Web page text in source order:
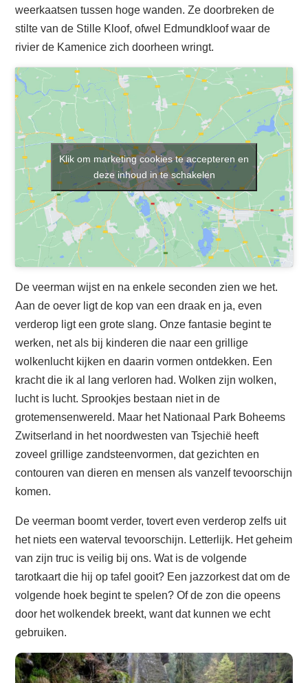
weerkaatsen tussen hoge wanden. Ze doorbreken de
stilte van de Stille Kloof, ofwel Edmundkloof waar de
rivier de Kamenice zich doorheen wringt.
Klik om marketing cookies te accepteren en
deze inhoud in te schakelen
De veerman wijst en na enkele seconden zien we het.
Aan de oever ligt de kop van een draak en ja, even
verderop ligt een grote slang. Onze fantasie begint te
werken, net als bij kinderen die naar een grillige
wolkenlucht kijken en daarin vormen ontdekken. Een
kracht die ik al lang verloren had. Wolken zijn wolken,
lucht is lucht. Sprookjes bestaan niet in de
grotemensenwereld. Maar het Nationaal Park Boheems
Zwitserland in het noordwesten van Tsjechië heeft
zoveel grillige zandsteenvormen, dat gezichten en
contouren van dieren en mensen als vanzelf tevoorschijn
komen.
De veerman boomt verder, tovert even verderop zelfs uit
het niets een waterval tevoorschijn. Letterlijk. Het geheim
van zijn truc is veilig bij ons. Wat is de volgende
tarotkaart die hij op tafel gooit? Een jazzorkest dat om de
volgende hoek begint te spelen? Of de zon die opeens
door het wolkendek breekt, want dat kunnen we echt
gebruiken.